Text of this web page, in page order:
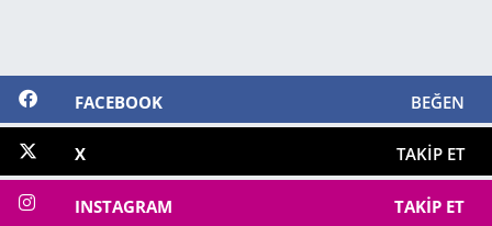
FACEBOOK BEĞEN
X TAKIP ET
INSTAGRAM TAKIP ET